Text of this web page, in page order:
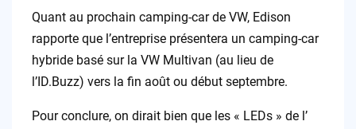
Quant au prochain camping-car de VW, Edison
rapporte que l’entreprise présentera un camping-car
hybride basé sur la VW Multivan (au lieu de
l’ID.Buzz) vers la fin août ou début septembre.
Pour conclure, on dirait bien que les « LEDs » de l’